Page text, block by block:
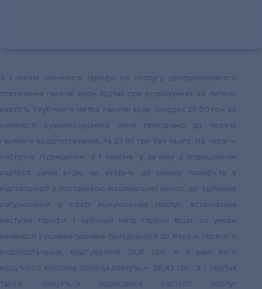
З 1 липня змінилися тарифи на послугу централізованого
постачання гарячої води. Відтак при розрахунках за липень
вартість 1 кубічного метра гарячої води складає 25,60 грн за
наявності рушникосушника, який приєднано до мережі
гарячого водопостачання, та 23,88 грн без нього. На черзі —
наступне підвищення. З 1 серпня, у зв’язку з підвищенням
вартості самої води, що входить до складу тарифу,та у
відповідності з постановою Національної комісії, що здійснює
регулювання у сфері комунальних послуг, встановлені
наступні тарифи: 1 кубічний метр гарячої води, за умови
наявності рушникосушника приєднаного до мережі гарячого
водопостачання, коштуватиме 28,15 грн. А в разі його
відсутності полтавці сплачуватимуть — 26,43 грн. З 1 серпня
також очікується підвищення вартості послуг